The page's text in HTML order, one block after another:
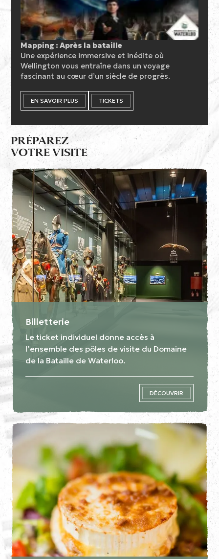
Mapping : Après la bataille
Une expérience immersive et inédite où
Wellington vous entraîne dans un voyage
fascinant au cœur d’un siècle de progrès.
EN SAVOIR PLUS TICKETS
PRÉPAREZ
VOTRE VISITE
Billetterie
Le ticket individuel donne accès à
l’ensemble des pôles de visite du Domaine
de la Bataille de Waterloo.
DÉCOUVRIR